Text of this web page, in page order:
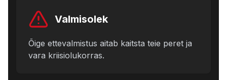
Valmisolek
Õige ettevalmistus aitab kaitsta teie peret ja
vara kriisiolukorras.